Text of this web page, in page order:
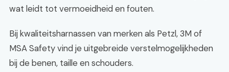
wat leidt tot vermoeidheid en fouten.
Bij kwaliteitsharnassen van merken als Petzl, 3M of
MSA Safety vind je uitgebreide verstelmogelijkheden
bij de benen, taille en schouders.